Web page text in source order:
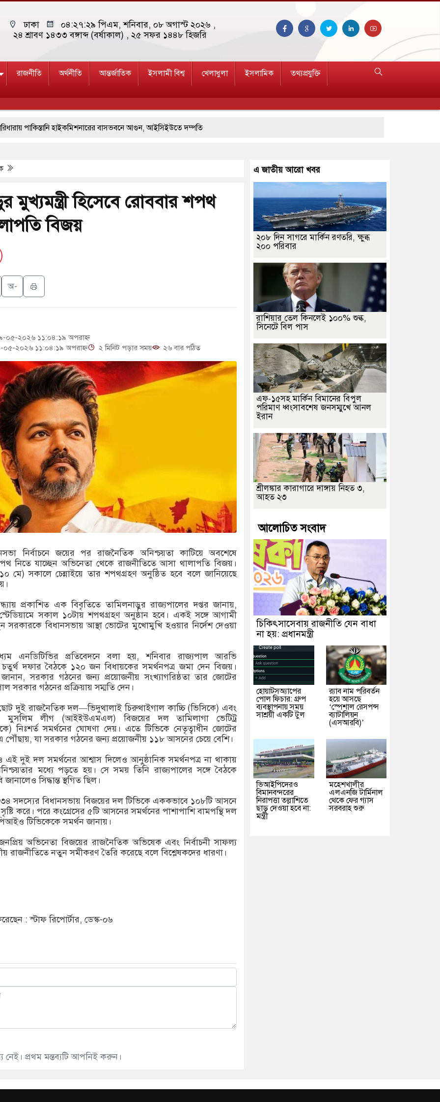
ঢাকা ০৪:২৭:৩০ পিএম, শনিবার, ০৮ অগাস্ট ২০২৬ ,
২৪ শ্রাবণ ১৪৩৩ বঙ্গাব্দ (বর্ষাকাল) , ২৫ সফর ১৪৪৮ হিজরি
রাজনীতি অর্থনীতি আন্তর্জাতিক ইসলামী বিশ্ব খেলাধুলা ইসলামিক তথ্যপ্রযুক্তি
হাইকমিশনারের বাসভবনে আগুন, আইসিইউতে দম্পতি
গুলিতে শিক্ষক নিহত, হামলাকারীর আত্মহত্যা
তল্লাশিতে ছাড় দেওয়া হবে না: মন্ত্রী
ইরানে একক সামরিক পদক্ষেপের ইঙ্গিত
জনপ্রিয় ভারতীয় সাংবাদিক ময়ূখ রঞ্জন ঘোষ
নতুন বাংলাদেশের পথচলার কেন্দ্র হবে: ড. ইউনূস
ও ছাত্রলীগের আচরণ ইসরায়েলের মতো: সাদিক
পাহাড়ি ঢলে ফুঁসে উঠেছে তিস্তা
মুখ্যমন্ত্রী হিসেবে রোববার শপথ
বিজয়
অ-
২০২৬ ১১:০৪:১৯ অপরাহ্ন
২০২৬ ১১:০৪:১৯ অপরাহ্ন
২ মিনিট পড়ার সময় ২৬ বার পঠিত
নির্বাচনে জয়ের পর রাজনৈতিক অনিশ্চয়তা কাটিয়ে অবশেষে
শপথ নিতে যাচ্ছেন অভিনেতা থেকে রাজনীতিতে আসা থালাপতি বিজয়।
মে) সকালে চেন্নাইয়ে তার শপথগ্রহণ অনুষ্ঠিত হবে বলে জানিয়েছে
প্রকাশিত এক বিবৃতিতে তামিলনাড়ুর রাজ্যপালের দপ্তর জানায়,
স্টেডিয়ামে সকাল ১০টায় শপথগ্রহণ অনুষ্ঠান হবে। একই সঙ্গে আগামী
সরকারকে বিধানসভায় আস্থা ভোটের মুখোমুখি হওয়ার নির্দেশ দেওয়া
এনডিটিভির প্রতিবেদনে বলা হয়, শনিবার রাজ্যপাল আরভি
দফার বৈঠকে ১২০ জন বিধায়কের সমর্থনপত্র জমা দেন বিজয়।
সরকার গঠনের জন্য প্রয়োজনীয় সংখ্যাগরিষ্ঠতা তার জোটের
সরকার গঠনের প্রক্রিয়ায় সম্মতি দেন।
দুই রাজনৈতিক দল—ভিদুথালাই চিরুথাইগাল কাচ্চি (ভিসিকে) এবং
মুসলিম লীগ (আইইউএমএল) বিজয়ের দল তামিলাগা ভেট্ট্রি
নিঃশর্ত সমর্থনের ঘোষণা দেয়। এতে টিভিকে নেতৃত্বাধীন জোটের
যা সরকার গঠনের জন্য প্রয়োজনীয় ১১৮ আসনের চেয়ে বেশি।
দুই দল সমর্থনের আশ্বাস দিলেও আনুষ্ঠানিক সমর্থনপত্র না থাকায়
মধ্যে পড়তে হয়। সে সময় তিনি রাজ্যপালের সঙ্গে বৈঠকে
সিদ্ধান্ত স্থগিত ছিল।
২৩৪ সদস্যের বিধানসভায় বিজয়ের দল টিভিকে এককভাবে ১০৮টি আসনে
করে। পরে কংগ্রেসের ৫টি আসনের সমর্থনের পাশাপাশি বামপন্থি দল
টিভিকেকে সমর্থন জানায়।
জনপ্রিয় অভিনেতা বিজয়ের রাজনৈতিক অভিষেক এবং নির্বাচনী সাফল্য
রাজনীতিতে নতুন সমীকরণ তৈরি করেছে বলে বিশ্লেষকদের ধারণা।
: স্টাফ রিপোর্টার, ডেস্ক-০৬
প্রথম মন্তব্যটি আপনিই করুন।
এ জাতীয় আরো খবর
২০৮ দিন সাগরে মার্কিন রণতরি, ক্ষুব্ধ
২০০ পরিবার
রাশিয়ার তেল কিনলেই ১০০% শুল্ক,
সিনেটে বিল পাস
এফ-১৫সহ মার্কিন বিমানের বিপুল
পরিমাণ ধ্বংসাবশেষ জনসম্মুখে আনল
ইরান
শ্রীলঙ্কার কারাগারে দাঙ্গায় নিহত ৩,
আহত ২৩
আলোচিত সংবাদ
চিকিৎসাসেবায় রাজনীতি যেন বাধা
না হয়: প্রধানমন্ত্রী
হোয়াটসঅ্যাপের
পোল ফিচার: গ্রুপ
ব্যবস্থাপনায় সময়
সাশ্রয়ী একটি টুল
র‌্যাব নাম পরিবর্তন
হয়ে আসছে
‘স্পেশাল রেসপন্স
ব্যাটালিয়ন
(এসআরবি)’
ভিআইপিদেরও
বিমানবন্দরের
নিরাপত্তা তল্লাশিতে
ছাড় দেওয়া হবে না:
মন্ত্রী
মহেশখালীর
এলএনজি টার্মিনাল
থেকে ফের গ্যাস
সরবরাহ শুরু